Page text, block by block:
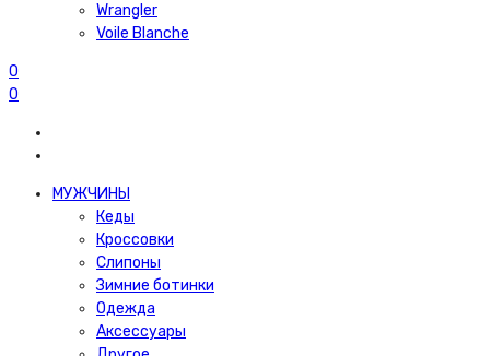
Wrangler
Voile Blanche
0
0
МУЖЧИНЫ
Кеды
Кроссовки
Слипоны
Зимние ботинки
Одежда
Аксессуары